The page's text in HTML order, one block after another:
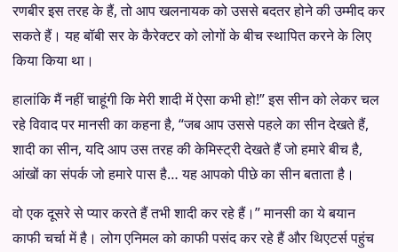
रणबीर इस तरह के हैं, तो आप खलनायक को उससे बदतर होने की उम्मीद कर
सकते हैं। यह बॉबी सर के कैरेक्टर को लोगों के बीच स्थापित करने के लिए
किया किया था।
हालांकि मैं नहीं चाहूंगी कि मेरी शादी में ऐसा कभी हो!” इस सीन को लेकर चल
रहे विवाद पर मानसी का कहना है, “जब आप उससे पहले का सीन देखते हैं,
शादी का सीन, यदि आप उस तरह की केमिस्ट्री देखते हैं जो हमारे बीच है,
आंखों का संपर्क जो हमारे पास है… यह आपको पीछे का सीन बताता है।
वो एक दूसरे से प्यार करते हैं तभी शादी कर रहे हैं।” मानसी का ये बयान
काफी चर्चा में है। लोग एनिमल को काफी पसंद कर रहे हैं और थिएटर्स पहुंच